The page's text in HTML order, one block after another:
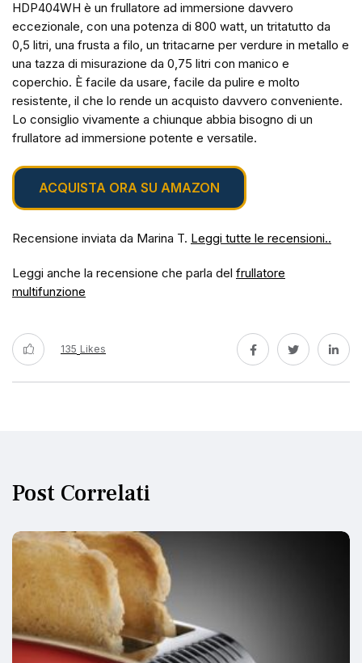
HDP404WH è un frullatore ad immersione davvero
eccezionale, con una potenza di 800 watt, un tritatutto da
0,5 litri, una frusta a filo, un tritacarne per verdure in metallo e
una tazza di misurazione da 0,75 litri con manico e
coperchio. È facile da usare, facile da pulire e molto
resistente, il che lo rende un acquisto davvero conveniente.
Lo consiglio vivamente a chiunque abbia bisogno di un
frullatore ad immersione potente e versatile.
ACQUISTA ORA SU AMAZON
Recensione inviata da Marina T. Leggi tutte le recensioni..
Leggi anche la recensione che parla del frullatore
multifunzione
135 Likes
Post Correlati